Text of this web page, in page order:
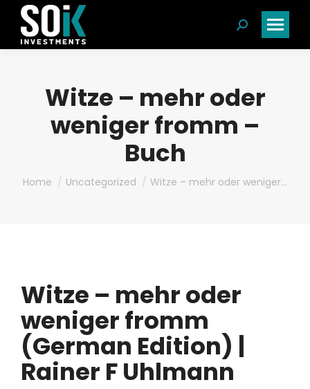
Search:
Witze – mehr oder
weniger fromm –
Buch
You are here:
Home Uncategorized Witze – mehr oder weniger…
Witze – mehr oder
weniger fromm
(German Edition) |
Rainer F Uhlmann